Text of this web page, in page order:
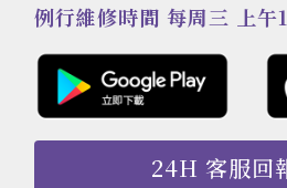
例行維修時間 每周三 上
24H 客服回